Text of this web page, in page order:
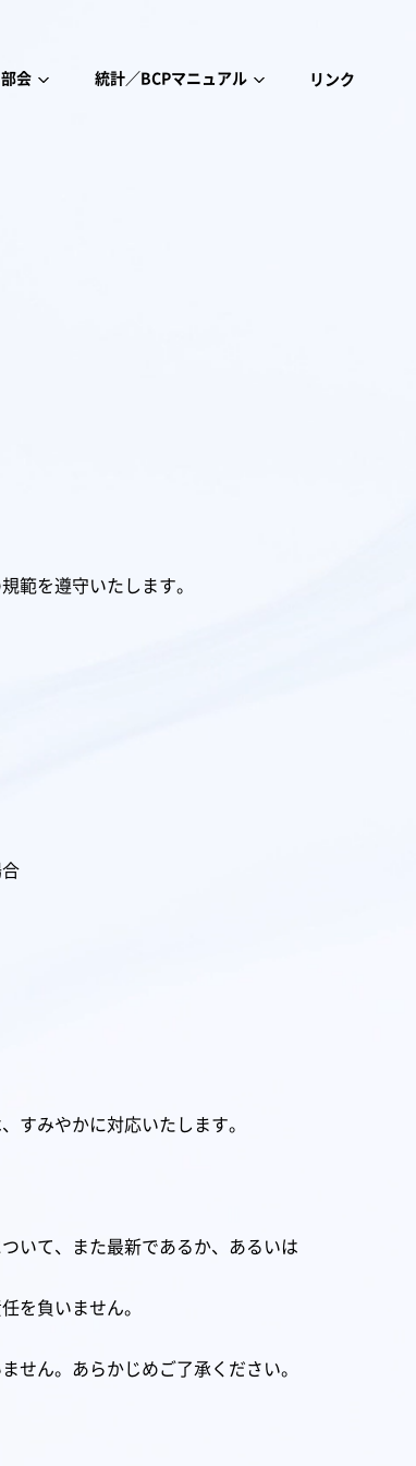
会 統計／BCPマニュアル リンク
範を遵守いたします。
すみやかに対応いたします。
いて、また最新であるか、あるいは
を負いません。
せん。あらかじめご了承ください。